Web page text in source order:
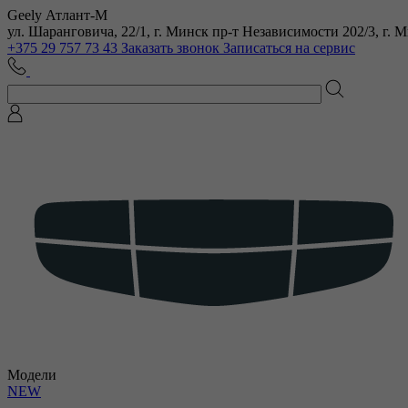
Geely Атлант-М
ул. Шаранговича, 22/1, г. Минск пр-т Независимости 202/3, г.
+375 29 757 73 43 Заказать звонок Записаться на сервис
Модели
NEW